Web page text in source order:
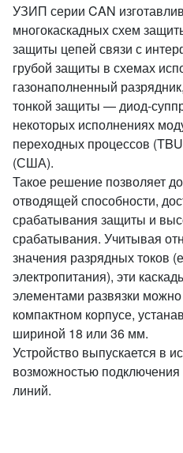
УЗИП серии CAN
многокаскадных схем
защиты цепей связи с
грубой защиты в схемах
газонаполненный
тонкой защиты — диод-
некоторых исполнениях
переходных процессов
(США).
Такое решение позволяет
отводящей способности,
срабатывания защиты и
срабатывания. Учитывая
значения разрядных токов
электропитания), эти
элементами развязки
компактном корпусе,
шириной 18 или 36 мм.
Устройство выпускается в
возможностью
линий.